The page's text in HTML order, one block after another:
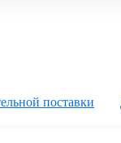
поставки